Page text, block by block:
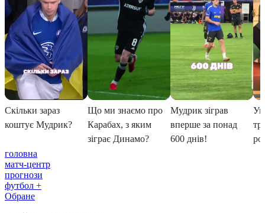
головна
матч-центр
прогнози
футбол +
Обране